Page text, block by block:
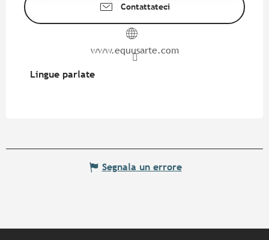
Contattateci
www.equusarte.com
Lingue parlate
Lingue parlate
Segnala un errore